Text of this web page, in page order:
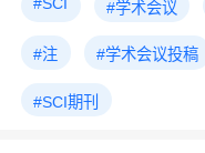
#学术会议
#注 #学术会议投稿
#SCI期刊